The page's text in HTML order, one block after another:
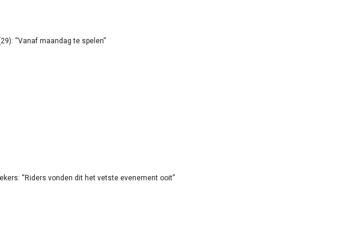
“Vanaf maandag te spelen”
“Riders vonden dit het vetste evenement ooit”